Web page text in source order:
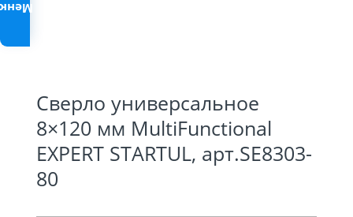
Сверло универсальное
8×120 мм MultiFunctional
EXPERT STARTUL, арт.SE8303-
80